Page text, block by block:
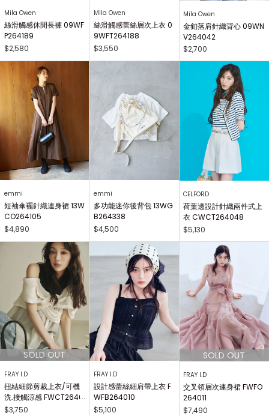
Mila Owen
絲滑觸感休閒長褲 09WF
P264189
$2,580
Mila Owen
絲滑觸感蕾絲層次上衣 0
9WFT264188
$3,550
Mila Owen
金釦落肩針織背心 09WN
V264042
$2,700
emmi
短袖傘襬針織連身裙 13W
CO264105
$4,890
emmi
多功能迷你後背包 13WG
B264338
$4,500
CELFORD
荷葉邊設計針織兩件式上
衣 CWCT264048
$5,130
FRAY I.D
扭結細節剪裁上衣/可機
洗.接觸涼感 FWCT2640
25
$3,750
FRAY I.D
設計感蕾絲細肩帶上衣 F
WFB264010
$5,100
FRAY I.D
交叉領層次連身裙 FWFO
264011
$7,490